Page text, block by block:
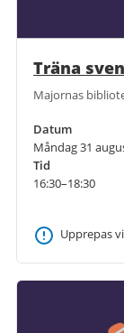
Träna
Majornas
Datum
Måndag 31
Tid
16:30–18:30
Upprepas